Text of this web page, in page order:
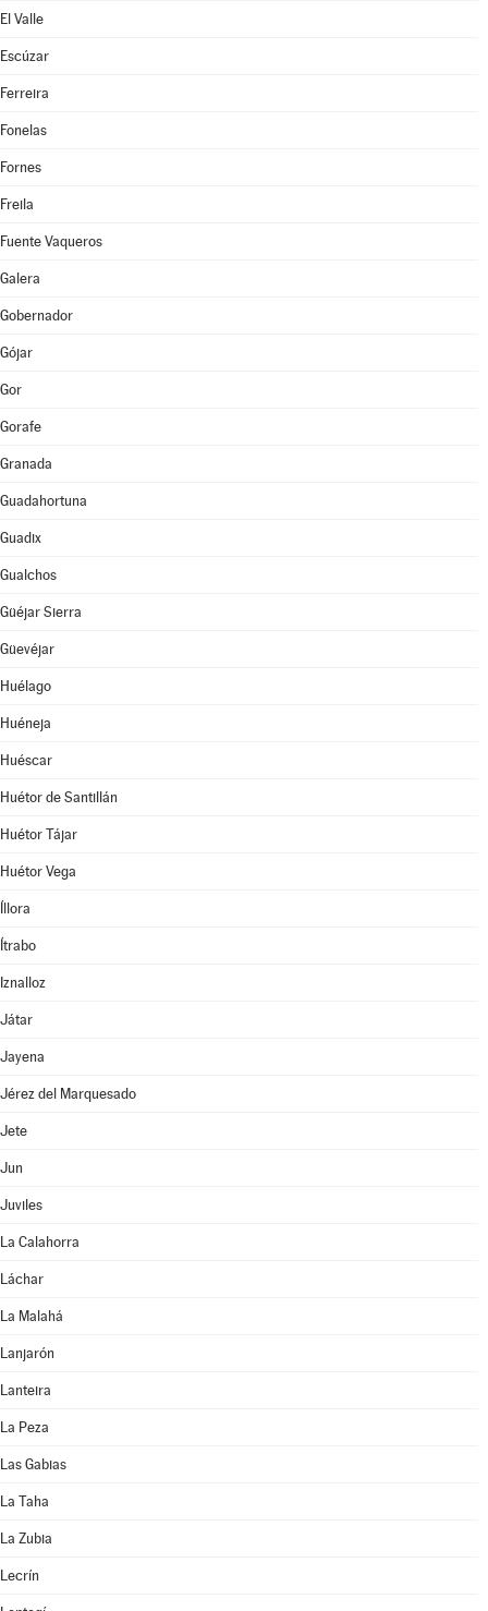
El Valle
Escúzar
Ferreira
Fonelas
Fornes
Freila
Fuente Vaqueros
Galera
Gobernador
Gójar
Gor
Gorafe
Granada
Guadahortuna
Guadix
Gualchos
Güéjar Sierra
Güevéjar
Huélago
Huéneja
Huéscar
Huétor de Santillán
Huétor Tájar
Huétor Vega
Íllora
Ítrabo
Iznalloz
Játar
Jayena
Jérez del Marquesado
Jete
Jun
Juviles
La Calahorra
Láchar
La Malahá
Lanjarón
Lanteira
La Peza
Las Gabias
La Taha
La Zubia
Lecrín